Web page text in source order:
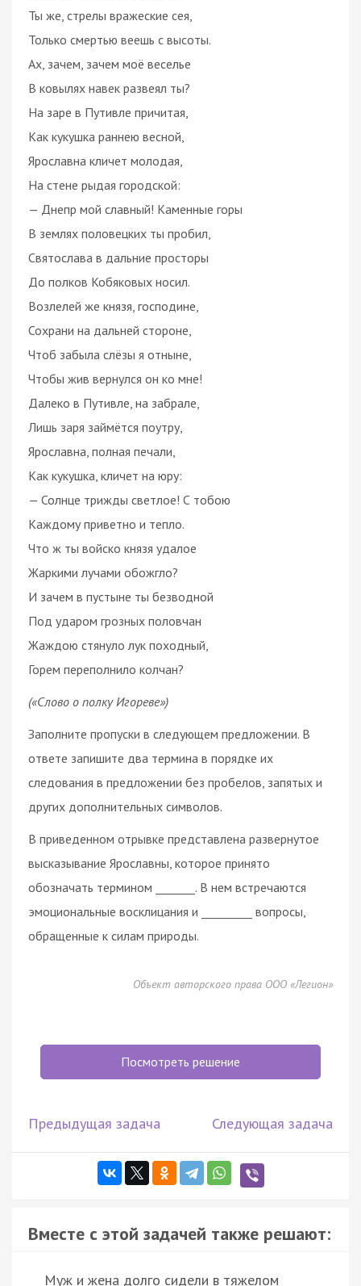
Ты же, стрелы вражеские сея,
Только смертью веешь с высоты.
Ах, зачем, зачем моё веселье
В ковылях навек развеял ты?
На заре в Путивле причитая,
Как кукушка раннею весной,
Ярославна кличет молодая,
На стене рыдая городской:
— Днепр мой славный! Каменные горы
В землях половецких ты пробил,
Святослава в дальние просторы
До полков Кобяковых носил.
Возлелей же князя, господине,
Сохрани на дальней стороне,
Чтоб забыла слёзы я отныне,
Чтобы жив вернулся он ко мне!
Далеко в Путивле, на забрале,
Лишь заря займётся поутру,
Ярославна, полная печали,
Как кукушка, кличет на юру:
— Солнце трижды светлое! С тобою
Каждому приветно и тепло.
Что ж ты войско князя удалое
Жаркими лучами обожгло?
И зачем в пустыне ты безводной
Под ударом грозных половчан
Жаждою стянуло лук походный,
Горем переполнило колчан?
(«Слово о полку Игореве»)
Заполните пропуски в следующем предложении. В
ответе запишите два термина в порядке их
следования в предложении без пробелов, запятых и
других дополнительных символов.
В приведенном отрывке представлена развернутое
высказывание Ярославны, которое принято
обозначать термином _______. В нем встречаются
эмоциональные восклицания и _________ вопросы,
обращенные к силам природы.
Объект авторского права ООО «Легион»
Посмотреть решение
Предыдущая задача Следующая задача
Вместе с этой задачей также решают:
Муж и жена долго сидели в тяжелом